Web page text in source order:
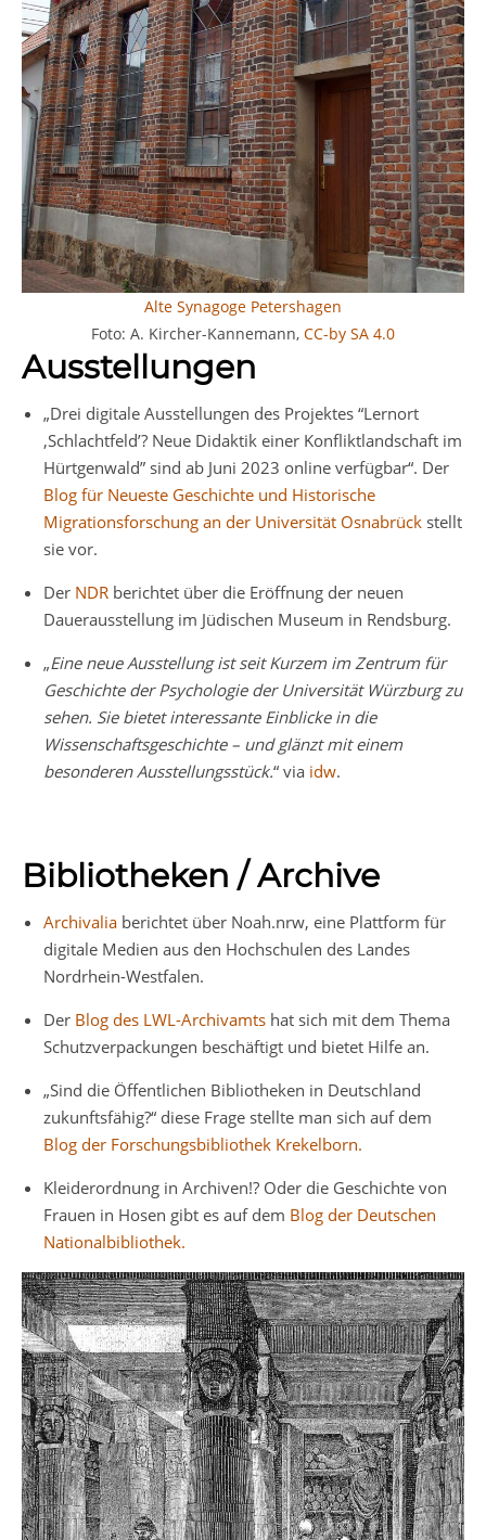
Alte Synagoge Petershagen
Foto: A. Kircher-Kannemann, CC-by SA 4.0
Ausstellungen
„Drei digitale Ausstellungen des Projektes “Lernort
,Schlachtfeld’? Neue Didaktik einer Konfliktlandschaft im
Hürtgenwald” sind ab Juni 2023 online verfügbar“. Der
Blog für Neueste Geschichte und Historische
Migrationsforschung an der Universität Osnabrück stellt
sie vor.
Der NDR berichtet über die Eröffnung der neuen
Dauerausstellung im Jüdischen Museum in Rendsburg.
„Eine neue Ausstellung ist seit Kurzem im Zentrum für
Geschichte der Psychologie der Universität Würzburg zu
sehen. Sie bietet interessante Einblicke in die
Wissenschaftsgeschichte – und glänzt mit einem
besonderen Ausstellungsstück.“ via idw.
Bibliotheken / Archive
Archivalia berichtet über Noah.nrw, eine Plattform für
digitale Medien aus den Hochschulen des Landes
Nordrhein-Westfalen.
Der Blog des LWL-Archivamts hat sich mit dem Thema
Schutzverpackungen beschäftigt und bietet Hilfe an.
„Sind die Öffentlichen Bibliotheken in Deutschland
zukunftsfähig?“ diese Frage stellte man sich auf dem
Blog der Forschungsbibliothek Krekelborn.
Kleiderordnung in Archiven!? Oder die Geschichte von
Frauen in Hosen gibt es auf dem Blog der Deutschen
Nationalbibliothek.